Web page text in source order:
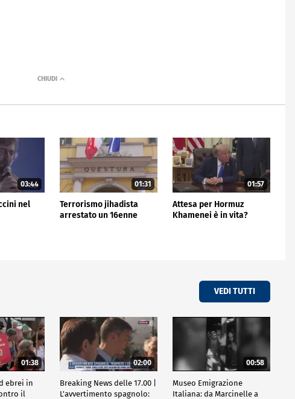
03:44
nel
01:31
Terrorismo jihadista
arrestato un 16enne
01:57
Attesa per Hormuz
Khamenei è in vita?
VEDI TUTTI
01:38
ebrei in
il
02:00
Breaking News delle 17.00 |
L'avvertimento spagnolo:
00:58
Museo Emigrazione
Italiana: da Marcinelle a